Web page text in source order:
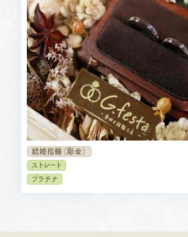
結婚指輪（彫金）
ストレート
プラチナ